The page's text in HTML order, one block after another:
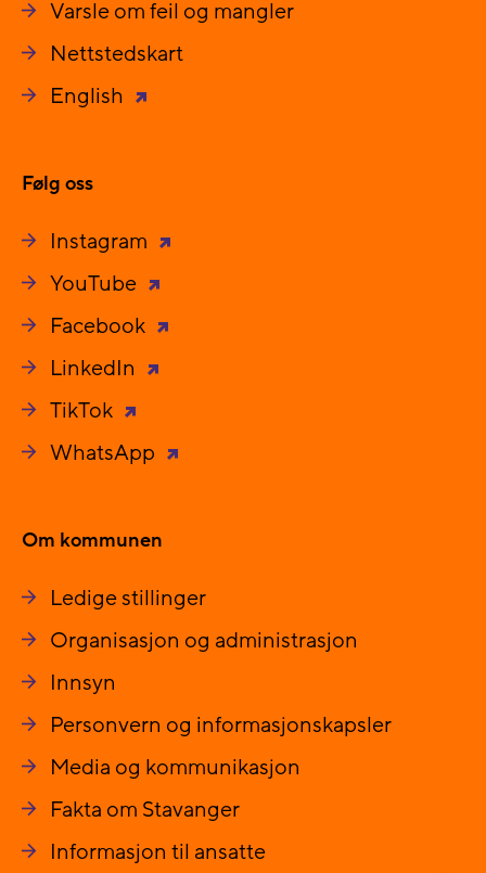
Varsle om feil og mangler
Nettstedskart
English
Følg oss
Instagram
YouTube
Facebook
LinkedIn
TikTok
WhatsApp
Om kommunen
Ledige stillinger
Organisasjon og administrasjon
Innsyn
Personvern og informasjonskapsler
Media og kommunikasjon
Fakta om Stavanger
Informasjon til ansatte